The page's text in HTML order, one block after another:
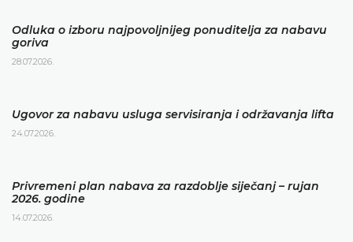
Odluka o izboru najpovoljnijeg ponuditelja za nabavu
goriva
28.07.2026.
Ugovor za nabavu usluga servisiranja i održavanja lifta
24.07.2026.
Privremeni plan nabava za razdoblje siječanj – rujan
2026. godine
14.07.2026.